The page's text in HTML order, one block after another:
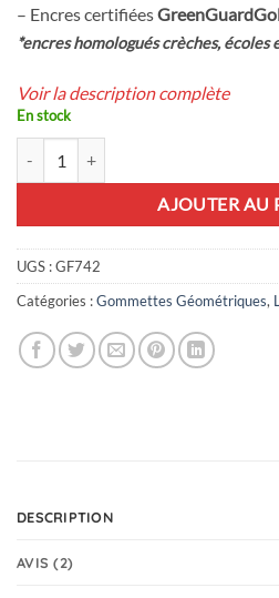
– Encres certifiées
*encres homologués crèches, écoles
Voir la description complète
En stock
AJOUTER AU
UGS :GF742
Catégories :Gommettes Géométriques,
DESCRIPTION
AVIS (2)